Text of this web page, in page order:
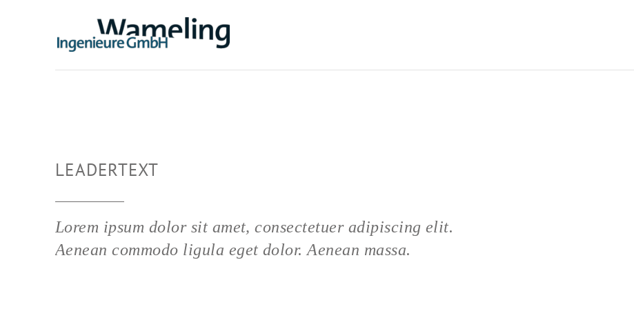
LEADERTEXT
Lorem ipsum dolor sit amet, consectetuer adipiscing elit.
Aenean commodo ligula eget dolor. Aenean massa.